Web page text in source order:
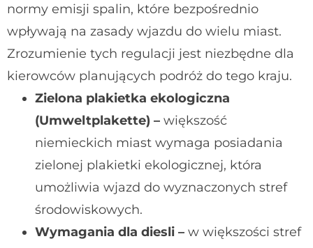
normy emisji spalin, które bezpośrednio
wpływają na zasady wjazdu do wielu miast.
Zrozumienie tych regulacji jest niezbędne dla
kierowców planujących podróż do tego kraju.
Zielona plakietka ekologiczna
(Umweltplakette) – większość
niemieckich miast wymaga posiadania
zielonej plakietki ekologicznej, która
umożliwia wjazd do wyznaczonych stref
środowiskowych.
Wymagania dla diesli – w większości stref